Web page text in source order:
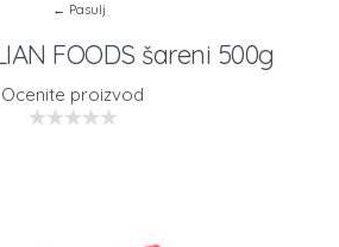
← Pasulj
FOODS šareni 500g
Ocenite proizvod